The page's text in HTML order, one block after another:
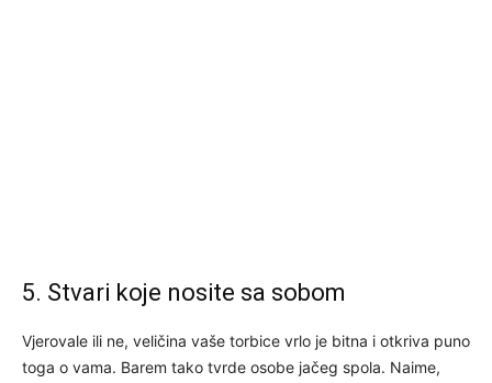
5. Stvari koje nosite sa sobom
Vjerovale ili ne, veličina vaše torbice vrlo je bitna i otkriva puno
toga o vama. Barem tako tvrde osobe jačeg spola. Naime,